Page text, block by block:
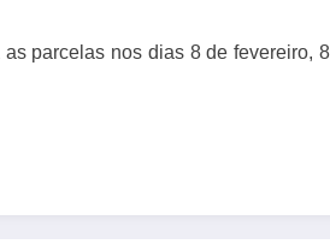
parcelas nos dias 8 de fevereiro,